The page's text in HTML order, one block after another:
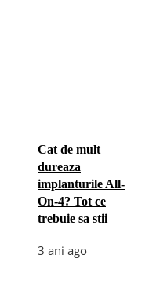
Cat de mult
dureaza
implanturile All-
On-4? Tot ce
trebuie sa stii
3 ani ago